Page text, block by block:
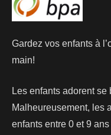
Gardez vos enfants à
main!
Les enfants adorent se
Malheureusement, les
enfants entre 0 et 9